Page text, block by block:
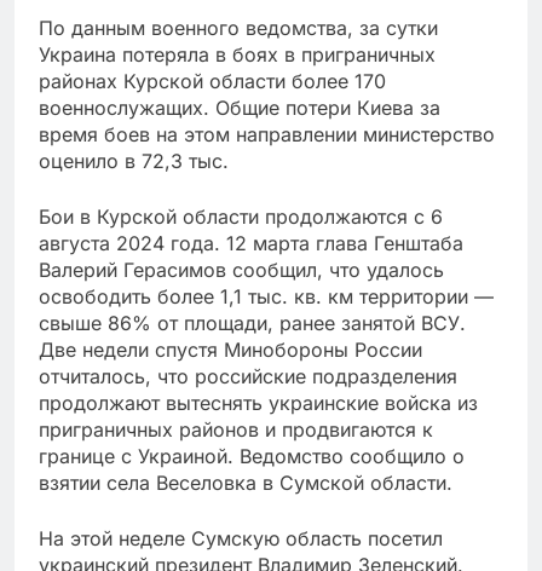
По данным военного ведомства, за сутки
Украина потеряла в боях в приграничных
районах Курской области более 170
военнослужащих. Общие потери Киева за
время боев на этом направлении министерство
оценило в 72,3 тыс.
Бои в Курской области продолжаются с 6
августа 2024 года. 12 марта глава Генштаба
Валерий Герасимов сообщил, что удалось
освободить более 1,1 тыс. кв. км территории —
свыше 86% от площади, ранее занятой ВСУ.
Две недели спустя Минобороны России
отчиталось, что российские подразделения
продолжают вытеснять украинские войска из
приграничных районов и продвигаются к
границе с Украиной. Ведомство сообщило о
взятии села Веселовка в Сумской области.
На этой неделе Сумскую область посетил
украинский президент Владимир Зеленский.